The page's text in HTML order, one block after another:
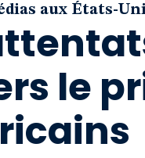
aux États-
le